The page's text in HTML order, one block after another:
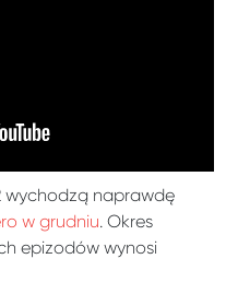
wychodzą naprawdę
w grudniu. Okres
epizodów wynosi